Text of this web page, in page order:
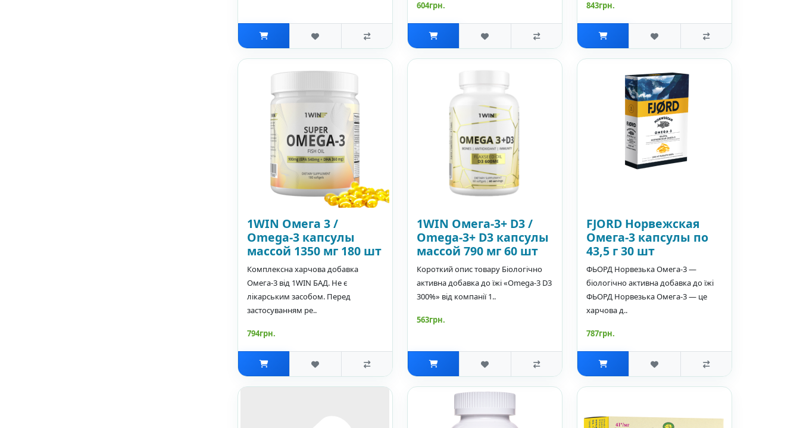
604грн. 843грн.
1WIN Омега 3 /
Omega-3 капсулы
массой 1350 мг 180 шт
Комплексна харчова добавка
Омега-3 від 1WIN БАД. Не є
лікарським засобом. Перед
застосуванням ре..
794грн.
1WIN Омега-3+ D3 /
Omega-3+ D3 капсулы
массой 790 мг 60 шт
Короткий опис товару Біологічно
активна добавка до їжі «Omega-3 D3
300%» від компанії 1..
563грн.
FJORD Норвежская
Омега-3 капсулы по
43,5 г 30 шт
ФЬОРД Норвезька Омега-3 —
біологічно активна добавка до їжі
ФЬОРД Норвезька Омега-3 — це
харчова д..
787грн.